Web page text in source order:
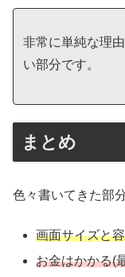
非常に単純な理
い部分です。
まとめ
色々書いてきた部
画面サイズと
お金はかかる(